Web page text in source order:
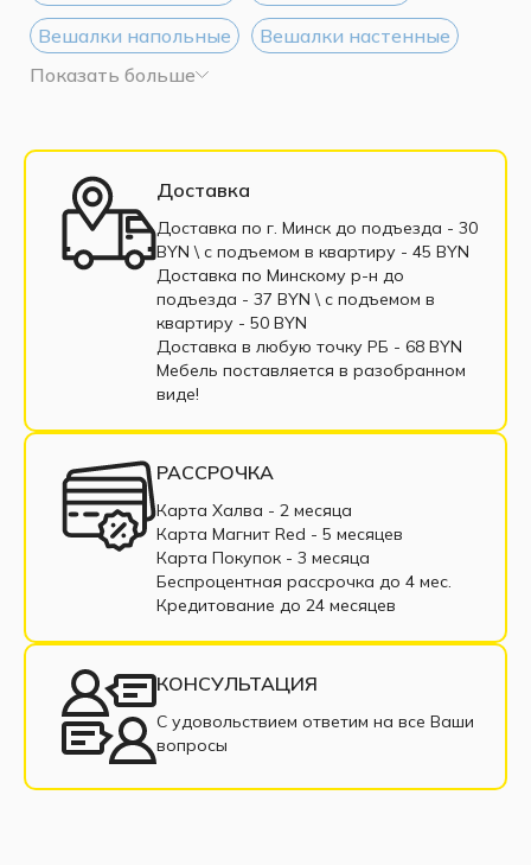
Вешалки напольные
Вешалки настенные
Вешалки из ЛДСП
Показать больше
Доставка
Доставка по г. Минск до подъезда - 30
BYN \ c подъемом в квартиру - 45 BYN
Доставка по Минскому р-н до
подъезда - 37 BYN \ c подъемом в
квартиру - 50 BYN
Доставка в любую точку РБ - 68 BYN
Мебель поставляется в разобранном
виде!
РАССРОЧКА
Карта Халва - 2 месяца
Карта Магнит Red - 5 месяцев
Карта Покупок - 3 месяца
Беспроцентная рассрочка до 4 мес.
Кредитование до 24 месяцев
КОНСУЛЬТАЦИЯ
С удовольствием ответим на все Ваши
вопросы